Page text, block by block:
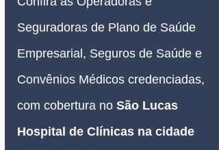
Seguradoras de Plano de Saúde
Empresarial, Seguros de Saúde e
Convênios Médicos credenciadas,
com cobertura no São Lucas
Hospital de Clínicas na cidade